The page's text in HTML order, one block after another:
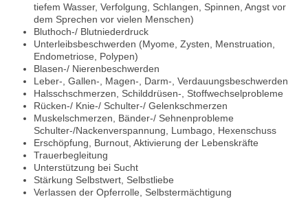
tiefem Wasser, Verfolgung, Schlangen, Spinnen, Angst vor
dem Sprechen vor vielen Menschen)
Bluthoch-/ Blutniederdruck
Unterleibsbeschwerden (Myome, Zysten, Menstruation,
Endometriose, Polypen)
Blasen-/ Nierenbeschwerden
Leber-, Gallen-, Magen-, Darm-, Verdauungsbeschwerden
Halsschschmerzen, Schilddrüsen-, Stoffwechselprobleme
Rücken-/ Knie-/ Schulter-/ Gelenkschmerzen
Muskelschmerzen, Bänder-/ Sehnenprobleme
Schulter-/Nackenverspannung, Lumbago, Hexenschuss
Erschöpfung, Burnout, Aktivierung der Lebenskräfte
Trauerbegleitung
Unterstützung bei Sucht
Stärkung Selbstwert, Selbstliebe
Verlassen der Opferrolle, Selbstermächtigung